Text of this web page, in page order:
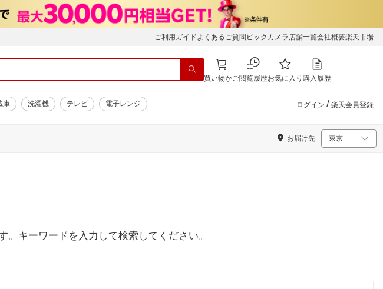
ご利用ガイド よくあるご質問 ビックカメラ店舗一覧会社概要楽天市場
買い物かご閲覧履歴お気に入り 購入履歴
庫 洗濯機 テレビ 電子レンジ ログイン / 楽天会員登録
お届け先
。キーワードを入力して検索してください。